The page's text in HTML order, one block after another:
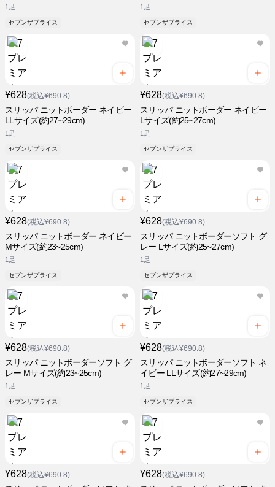
1足
セブンザプライス
1足
セブンザプライス
¥628(税込¥690.8)
スリッパ ニットボーダー ネイビー
LLサイズ(約27~29cm)
1足
セブンザプライス
¥628(税込¥690.8)
スリッパ ニットボーダー ネイビー
Lサイズ(約25~27cm)
1足
セブンザプライス
¥628(税込¥690.8)
スリッパ ニットボーダー ネイビー
Mサイズ(約23~25cm)
1足
セブンザプライス
¥628(税込¥690.8)
スリッパ ニットボーダーソフト グ
レー Lサイズ(約25~27cm)
1足
セブンザプライス
¥628(税込¥690.8)
スリッパ ニットボーダーソフト グ
レー Mサイズ(約23~25cm)
1足
セブンザプライス
¥628(税込¥690.8)
スリッパ ニットボーダーソフト ネ
イビー LLサイズ(約27~29cm)
1足
セブンザプライス
¥628(税込¥690.8) ¥628(税込¥690.8)